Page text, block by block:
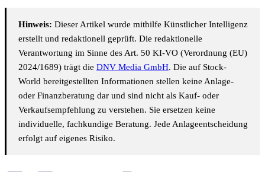
Hinweis: Dieser Artikel wurde mithilfe Künstlicher Intelligenz
erstellt und redaktionell geprüft. Die redaktionelle
Verantwortung im Sinne des Art. 50 KI-VO (Verordnung (EU)
2024/1689) trägt die DNV Media GmbH. Die auf Stock-
World bereitgestellten Informationen stellen keine Anlage-
oder Finanzberatung dar und sind nicht als Kauf- oder
Verkaufsempfehlung zu verstehen. Sie ersetzen keine
individuelle, fachkundige Beratung. Jede Anlageentscheidung
erfolgt auf eigenes Risiko.